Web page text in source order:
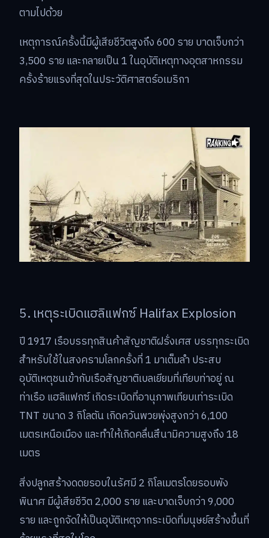
ตามไปด้วย
เหตุการณ์ครั้งนี้มีผู้เสียชีวิตสูงถึง 600 ราย บาดเจ็บกว่า
3,500 ราย และกลายเป็น 1 ในอุบัติเหตุทางอุตสาหกรรม
ครั้งร้ายแรงที่สุดในประวัติศาสตร์อเมริกา
5. เหตุระเบิดแฮลิแฟกซ์ Halifax Explosion
ปี 1917 เรือบรรทุกสินค้าสัญชาติฝรั่งเศส บรรทุกระเบิด
สำหรับใช้ในสงครามโลกครั้งที่ 1 มาเต็มลำ ประสบ
อุบัติเหตุชนเข้ากับเรือสัญชาติเบลเยียมที่เทียบท่าอยู่ ณ
ท่าเรือ แฮลิแฟกซ์ เกิดระเบิดที่อานุภาพเทียบเท่าระเบิด
TNT ขนาด 3 กิโลตัน เกิดควันพวยพุ่งสูงกว่า 6,100
เมตรเหนือเมือง และทำให้เกิดคลื่นสึนามิความสูงถึง 18
เมตร
สิ่งปลูกสร้างดดยรอบในรัศมี 2 กิโลเมตรโดยรอบพัง
พินาศ มีผู้เสียชีวิต 2,000 ราย และบาดเจ็บกว่า 9,000
ราย และถูกจัดให้เป็นอุบัติเหตุจากระเบิดที่มนุษย์สร้างขึ้นที่